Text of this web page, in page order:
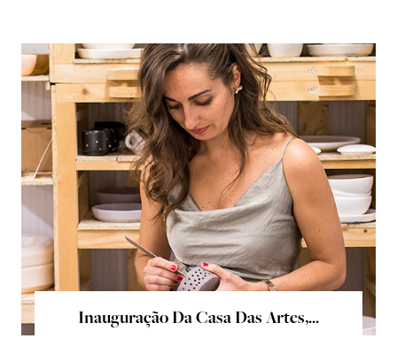
Inauguração Da Casa Das Artes,...